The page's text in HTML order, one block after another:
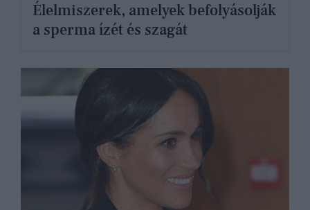
Élelmiszerek, amelyek befolyásolják
a sperma ízét és szagát